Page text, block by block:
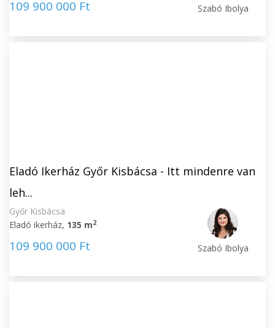
109 900 000 Ft Szabó Ibolya
Eladó Ikerház Győr Kisbácsa - Itt mindenre van
leh...
Győr Kisbácsa
Eladó ikerház, 135 m2
109 900 000 Ft Szabó Ibolya